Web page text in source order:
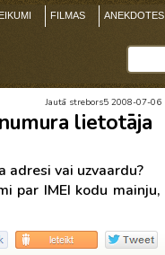
FILMAS ANEKDOTES
lietotāja
adresi vai uzvaardu?
par IMEI kodu mainju,
Jautā strebors5 2008-07-06